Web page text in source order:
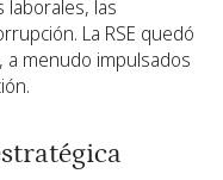
laborales, las
La RSE quedó
, a menudo impulsados